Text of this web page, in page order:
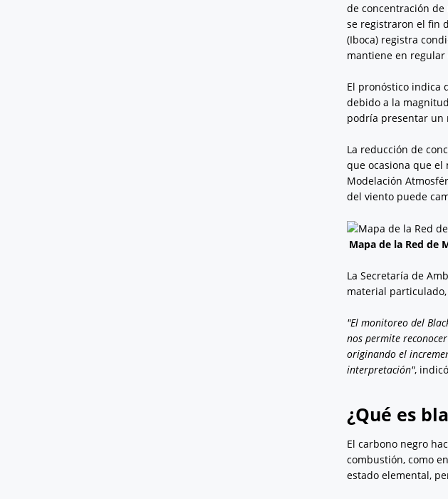
de concentración
se registraron el fin
(Iboca) registra
mantiene en regular
El pronóstico indica
debido a la
podría presentar un
La reducción de
que ocasiona que
Modelación
del viento puede
Mapa de la Red de
La Secretaría de
material
"El monitoreo del
nos permite
originando el
interpretación",
¿Qué es
El carbono negro
combustión, como
estado elemental,